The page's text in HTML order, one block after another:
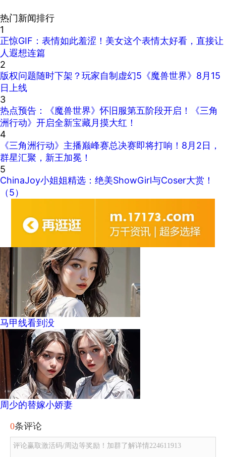
热门新闻排行
1
正惊GIF：表情如此羞涩！美女这个表情太好看，直接让
人遐想连篇
2
版权问题随时下架？玩家自制虚幻5《魔兽世界》8月15
日上线
3
热点预告：《魔兽世界》怀旧服第五阶段开启！《三角
洲行动》开启全新宝藏月摸大红！
4
《三角洲行动》主播巅峰赛总决赛即将打响！8月2日，
群星汇聚，新王加冕！
5
ChinaJoy小姐姐精选：绝美ShowGirl与Coser大赏！
（5）
马甲线看到没
周少的替嫁小娇妻
0条评论
评论赢取激活码/周边等奖励！加群了解详情224611913